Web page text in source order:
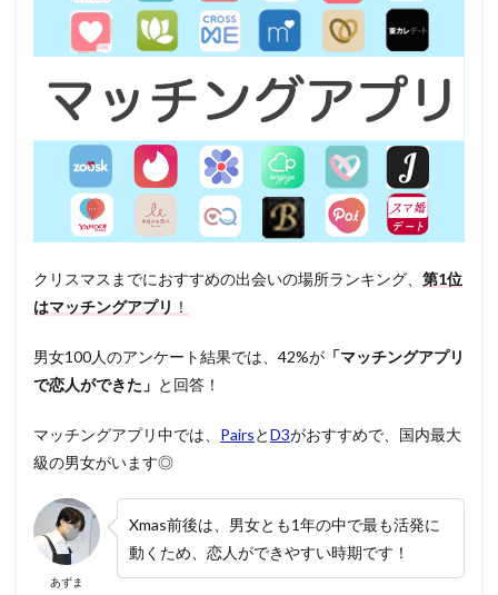
クリスマスまでにおすすめの出会いの場所ランキング、 第1位
はマッチングアプリ ！
男女100人のアンケート結果では、42%が 「マッチングアプリ
で恋人ができた」 と回答！
マッチングアプリ中では、 PairsとD3がおすすめで、国内最大
級の男女がいます◎
あずま
Xmas前後は、男女とも1年の中で最も活発に
動くため、恋人ができやすい時期です！